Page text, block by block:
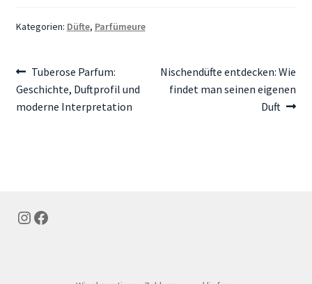
Kategorien: Düfte, Parfümeure
Beitragsnavigation
Vorheriger
Beitrag:
Tuberose Parfum:
Geschichte, Duftprofil und
moderne Interpretation
Nächster
Beitrag:
Nischendüfte entdecken: Wie
findet man seinen eigenen
Duft
Instagram
Facebook